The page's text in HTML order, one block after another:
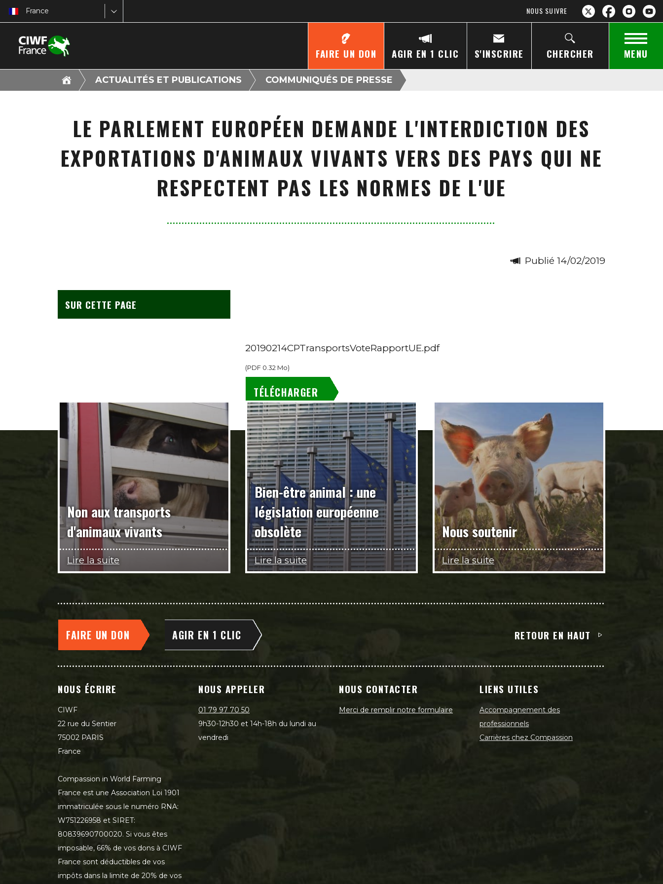
France NOUS SUIVRE
FAIRE UN DON AGIR EN 1 CLIC S'INSCRIRE CHERCHER MENU
ACTUALITÉS ET PUBLICATIONS COMMUNIQUÉS DE PRESSE
LE PARLEMENT EUROPÉEN DEMANDE L'INTERDICTION DES
EXPORTATIONS D'ANIMAUX VIVANTS VERS DES PAYS QUI NE
RESPECTENT PAS LES NORMES DE L'UE
Publié 14/02/2019
SUR CETTE PAGE
20190214CPTransportsVoteRapportUE.pdf
(PDF 0.32 Mo)
TÉLÉCHARGER
Non aux transports
d'animaux vivants
Lire la suite
Bien-être animal : une
législation européenne
obsolète
Lire la suite
Nous soutenir
Lire la suite
FAIRE UN DON AGIR EN 1 CLIC RETOUR EN HAUT
NOUS ÉCRIRE
CIWF
22 rue du Sentier
75002 PARIS
France
Compassion in World Farming
France est une Association Loi 1901
immatriculée sous le numéro RNA:
W751226958 et SIRET:
80839690700020. Si vous êtes
imposable, 66% de vos dons à CIWF
France sont déductibles de vos
impôts dans la limite de 20% de vos
NOUS APPELER
01 79 97 70 50
9h30-12h30 et 14h-18h du lundi au
vendredi
NOUS CONTACTER
Merci de remplir notre formulaire
LIENS UTILES
Accompagnement des
professionnels
Carrières chez Compassion